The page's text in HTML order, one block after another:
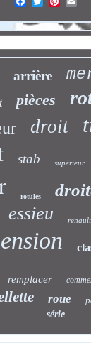
arrière
pièces
droit
stab supérieur
rotules
essieu renault
remplacer
roue
série